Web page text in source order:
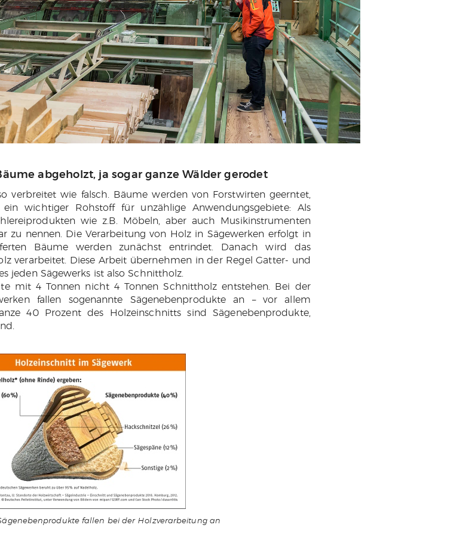
abgeholzt, ja sogar ganze Wälder gerodet
verbreitet wie falsch. Bäume werden von Forstwirten geerntet,
wichtiger Rohstoff für unzählige Anwendungsgebiete: Als
wie z.B. Möbeln, aber auch Musikinstrumenten
zu nennen. Die Verarbeitung von Holz in Sägewerken erfolgt in
Bäume werden zunächst entrindet. Danach wird das
verarbeitet. Diese Arbeit übernehmen in der Regel Gatter- und
jeden Sägewerks ist also Schnittholz.
mit 4 Tonnen nicht 4 Tonnen Schnittholz entstehen. Bei der
fallen sogenannte Sägenebenprodukte an – vor allem
40 Prozent des Holzeinschnitts sind Sägenebenprodukte,
fallen bei der Holzverarbeitung an